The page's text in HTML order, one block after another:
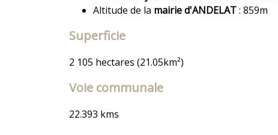
Altitude de la mairie d'ANDELAT: 859m
Superficie
2 105 hectares (21.05km²)
Voie communale
22.393 kms